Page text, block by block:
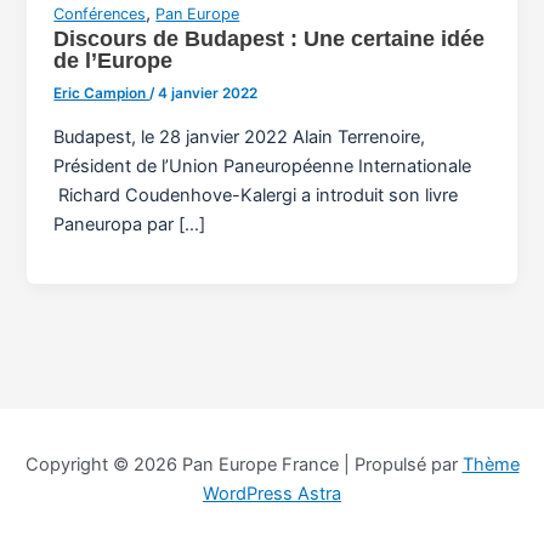
Conférences, Pan Europe
Discours de Budapest : Une certaine idée
de l’Europe
Eric Campion/4 janvier 2022
Budapest, le 28 janvier 2022 Alain Terrenoire,
Président de l’Union Paneuropéenne Internationale
Richard Coudenhove-Kalergi a introduit son livre
Paneuropa par […]
Copyright © 2026 Pan Europe France | Propulsé par Thème
WordPress Astra